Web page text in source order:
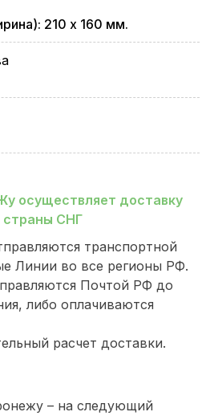
210 х 160 мм.
осуществляет доставку
страны СНГ
транспортной
Линии во все регионы РФ.
Почтой РФ до
либо оплачиваются
расчет доставки.
– на следующий